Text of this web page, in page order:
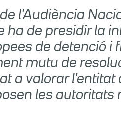
l'Audiència
ha de presidir la
de detenció i
mutu de
a valorar l'entitat
les autoritats